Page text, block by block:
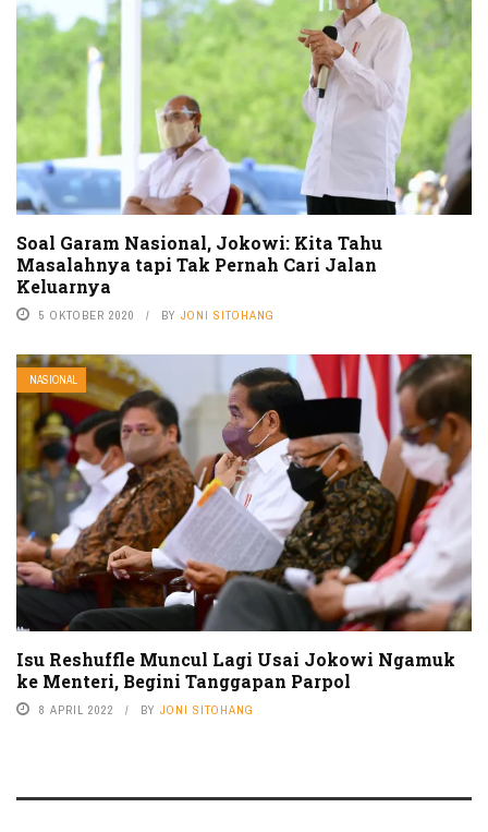
Soal Garam Nasional, Jokowi: Kita Tahu
Masalahnya tapi Tak Pernah Cari Jalan
Keluarnya
5 OKTOBER 2020 BY JONI SITOHANG
NASIONAL
Isu Reshuffle Muncul Lagi Usai Jokowi Ngamuk
ke Menteri, Begini Tanggapan Parpol
8 APRIL 2022 BY JONI SITOHANG